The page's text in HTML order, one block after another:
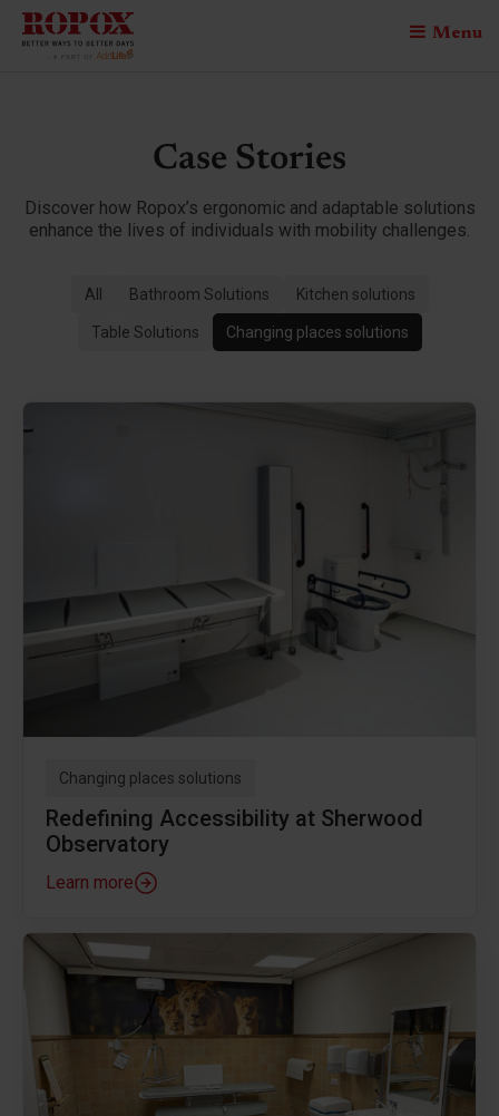
Menu
Case Stories
Discover how Ropox’s ergonomic and adaptable solutions
enhance the lives of individuals with mobility challenges.
All Bathroom Solutions Kitchen solutions
Table Solutions Changing places solutions
Changing places solutions
Redefining Accessibility at Sherwood
Observatory
Learn more